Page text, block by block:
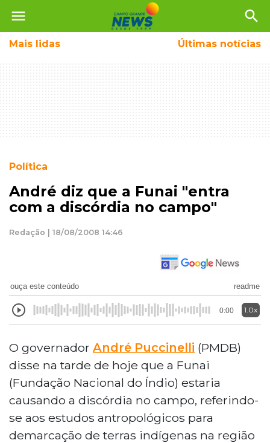
menu search
Mais lidas Últimas notícias
Política
André diz que a Funai "entra
com a discórdia no campo"
Redação | 18/08/2008 14:46
ouça este conteúdo readme
0:00 1.0x
O governador André Puccinelli (PMDB)
disse na tarde de hoje que a Funai
(Fundação Nacional do Índio) estaria
causando a discórdia no campo, referindo-
se aos estudos antropológicos para
demarcação de terras indígenas na região